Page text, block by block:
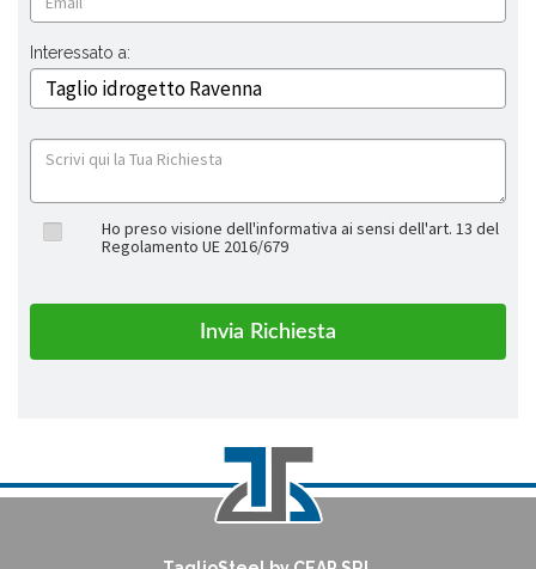
Interessato a:
Ho preso visione dell'informativa ai sensi dell'art. 13 del
Regolamento UE 2016/679